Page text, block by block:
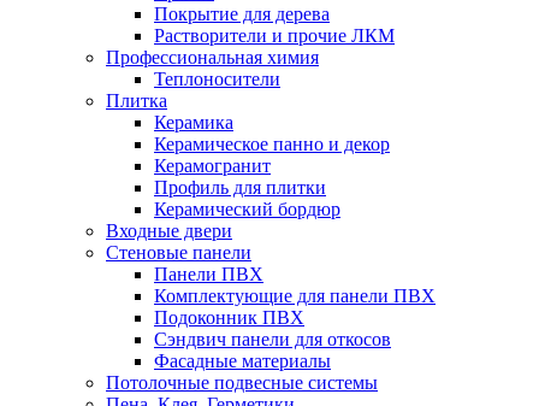
Покрытие для дерева
Растворители и прочие ЛКМ
Профессиональная химия
Теплоносители
Плитка
Керамика
Керамическое панно и декор
Керамогранит
Профиль для плитки
Керамический бордюр
Входные двери
Стеновые панели
Панели ПВХ
Комплектующие для панели ПВХ
Подоконник ПВХ
Сэндвич панели для откосов
Фасадные материалы
Потолочные подвесные системы